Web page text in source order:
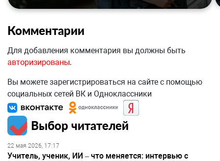
Комментарии
Для добавления комментария вы должны быть
авторизированы.
Вы можете зарегистрироваться на сайте с помощью
социальных сетей ВК и Одноклассники
Выбор читателей
22 мая 2026, 17:17
Учитель, ученик, ИИ – что меняется: интервью с